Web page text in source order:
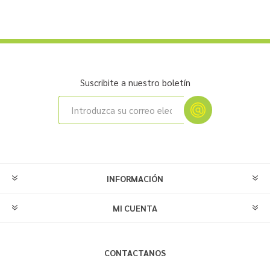
Suscribite a nuestro boletín
INFORMACIÓN
MI CUENTA
CONTACTANOS